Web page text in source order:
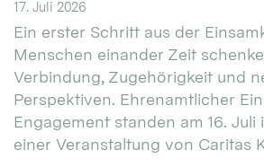
17. Juli 2026
Ein erster Schritt aus der
Menschen einander Zeit
Verbindung, Zugehörigkeit und
Perspektiven. Ehrenamtlicher
Engagement standen am 16.
einer Veranstaltung von Caritas